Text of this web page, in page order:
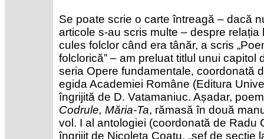
Se poate scrie o carte întreagă – dacă
articole s-au scris multe – despre relația
cules folclor când era tânăr, a scris
folclorică” – am preluat titlul unui capitol
seria Opere fundamentale, coordonată
egida Academiei Române (Editura
îngrijită de D. Vatamaniuc. Așadar,
Codrule, Măria-Ta, rămasă în două
vol. I al antologiei (coordonată de Radu
îngrijit de Nicoleta Coatu, „șef de secție